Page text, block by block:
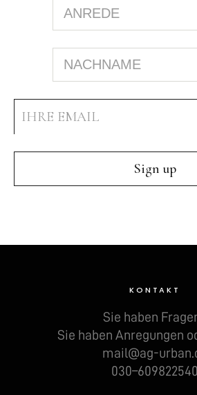
KONTAKT
Sie haben
Sie haben Anre­gun­gen
mail@ag-
030–609822540